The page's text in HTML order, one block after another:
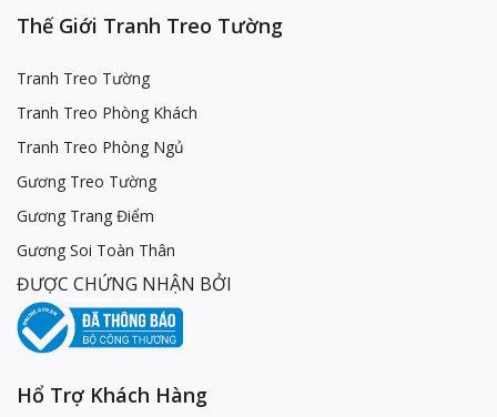
Thế Giới Tranh Treo Tường
Tranh Treo Tường
Tranh Treo Phòng Khách
Tranh Treo Phòng Ngủ
Gương Treo Tường
Gương Trang Điểm
Gương Soi Toàn Thân
ĐƯỢC CHỨNG NHẬN BỞI
Hổ Trợ Khách Hàng